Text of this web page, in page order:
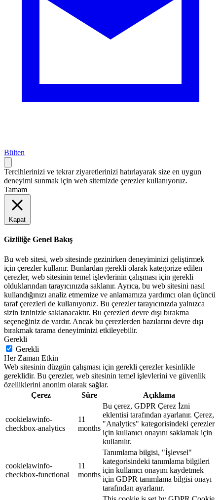
Bülten
Tercihlerinizi ve tekrar ziyaretlerinizi hatırlayarak size en uygun
deneyimi sunmak için web sitemizde çerezler kullanıyoruz.
Tamam
Kapat
Gizliliğe Genel Bakış
Bu web sitesi, web sitesinde gezinirken deneyiminizi geliştirmek
için çerezler kullanır. Bunlardan gerekli olarak kategorize edilen
çerezler, web sitesinin temel işlevlerinin çalışması için gerekli
olduklarından tarayıcınızda saklanır. Ayrıca, bu web sitesini nasıl
kullandığınızı analiz etmemize ve anlamamıza yardımcı olan üçüncü
taraf çerezleri de kullanıyoruz. Bu çerezler tarayıcınızda yalnızca
sizin izninizle saklanacaktır. Bu çerezleri devre dışı bırakma
seçeneğiniz de vardır. Ancak bu çerezlerden bazılarını devre dışı
bırakmak tarama deneyiminizi etkileyebilir.
Gerekli
Gerekli
Her Zaman Etkin
Web sitesinin düzgün çalışması için gerekli çerezler kesinlikle
gereklidir. Bu çerezler, web sitesinin temel işlevlerini ve güvenlik
özelliklerini anonim olarak sağlar.
Çerez
Süre Açıklama
cookielawinfo-
checkbox-analytics
11
months
Bu çerez, GDPR Çerez İzni
eklentisi tarafından ayarlanır. Çerez,
"Analytics" kategorisindeki çerezler
için kullanıcı onayını saklamak için
kullanılır.
cookielawinfo-
checkbox-functional
11
months
Tanımlama bilgisi, "İşlevsel"
kategorisindeki tanımlama bilgileri
için kullanıcı onayını kaydetmek
için GDPR tanımlama bilgisi onayı
tarafından ayarlanır.